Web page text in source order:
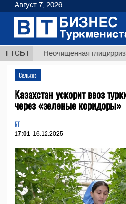
ГТСБТНеочищенная
Сельхоз
Казахстан ускорит ввоз
через «зеленые коридоры»
БТ
17:01 16.12.2025
Август 7, 2026